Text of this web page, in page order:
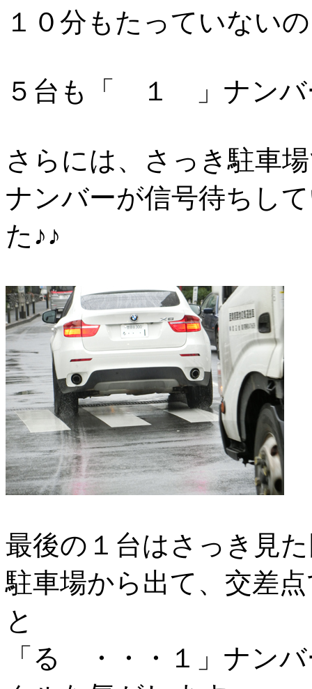
１０分もたっていない
５台も「 １ 」ナンバ
さらには、さっき駐車
ナンバーが信号待ちし
た♪♪
最後の１台はさっき見
駐車場から出て、交差
と
「る ・・・１」ナン